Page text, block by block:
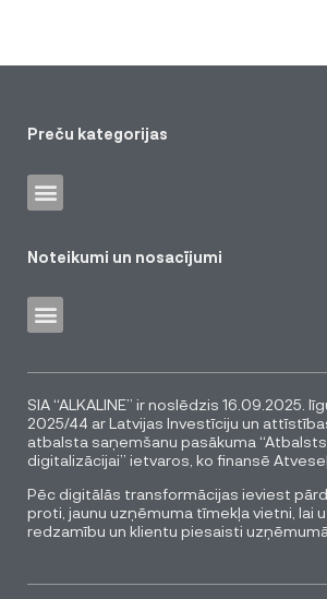
Preču kategorijas
Noteikumi un nosacījumi
SIA “ALKALINE” ir noslēdzis 16.09.2025.
2025/44 ar Latvijas Investīciju un
atbalsta saņemšanu pasākuma
digitalizācijai” ietvaros, ko finansē
Pēc digitālās transformācijas ieviest
proti, jaunu uzņēmuma tīmekļa vietni, lai
redzamību un klientu piesaisti uzņēmumā.